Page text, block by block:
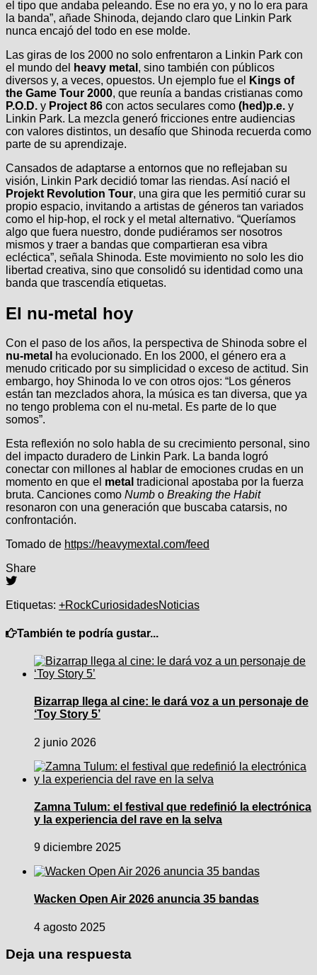
el tipo que andaba peleando. Ese no era yo, y no lo era para
la banda”, añade Shinoda, dejando claro que Linkin Park
nunca encajó del todo en ese molde.
Las giras de los 2000 no solo enfrentaron a Linkin Park con
el mundo del
heavy metal , sino también con públicos
diversos y, a veces, opuestos. Un ejemplo fue el
Kings of
the Game Tour 2000, que reunía a bandas cristianas como
P.O.D. y Project 86 con actos seculares como (hed)p.e. y
Linkin Park. La mezcla generó fricciones entre audiencias
con valores distintos, un desafío que Shinoda recuerda como
parte de su aprendizaje.
Cansados de adaptarse a entornos que no reflejaban su
visión, Linkin Park decidió tomar las riendas. Así nació el
Projekt Revolution Tour, una gira que les permitió curar su
propio espacio, invitando a artistas de géneros tan variados
como el hip-hop, el rock y el metal alternativo. “Queríamos
algo que fuera nuestro, donde pudiéramos ser nosotros
mismos y traer a bandas que compartieran esa vibra
ecléctica”, señala Shinoda. Este movimiento no solo les dio
libertad creativa, sino que consolidó su identidad como una
banda que trascendía etiquetas.
El nu-metal hoy
Con el paso de los años, la perspectiva de Shinoda sobre el
nu-metal ha evolucionado. En los 2000, el género era a
menudo criticado por su simplicidad o exceso de actitud. Sin
embargo, hoy Shinoda lo ve con otros ojos: “Los géneros
están tan mezclados ahora, la música es tan diversa, que ya
no tengo problema con el nu-metal. Es parte de lo que
somos”.
Esta reflexión no solo habla de su crecimiento personal, sino
del impacto duradero de Linkin Park. La banda logró
conectar con millones al hablar de emociones crudas en un
momento en que el metal tradicional apostaba por la fuerza
bruta. Canciones como Numb o Breaking the Habit
resonaron con una generación que buscaba catarsis, no
confrontación.
Navegación
de
entradas
Tomado de https://heavymextal.com/feed
Share
Etiquetas: +RockCuriosidadesNoticias
También te podría gustar...
Bizarrap llega al cine: le dará voz a un personaje de
‘Toy Story 5’
2 junio 2026
Zamna Tulum: el festival que redefinió la electrónica
y la experiencia del rave en la selva
9 diciembre 2025
Wacken Open Air 2026 anuncia 35 bandas
4 agosto 2025
Deja una respuesta